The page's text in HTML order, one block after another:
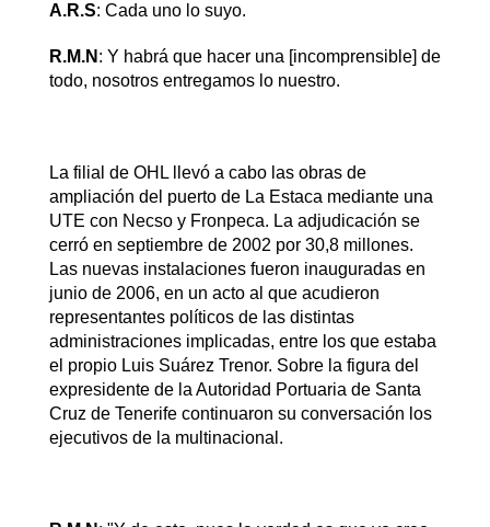
A.R.S: Cada uno lo suyo.
R.M.N : Y habrá que hacer una [incomprensible] de
todo, nosotros entregamos lo nuestro.
La filial de OHL llevó a cabo las obras de
ampliación del puerto de La Estaca mediante una
UTE con Necso y Fronpeca. La adjudicación se
cerró en septiembre de 2002 por 30,8 millones.
Las nuevas instalaciones fueron inauguradas en
junio de 2006, en un acto al que acudieron
representantes políticos de las distintas
administraciones implicadas, entre los que estaba
el propio Luis Suárez Trenor. Sobre la figura del
expresidente de la Autoridad Portuaria de Santa
Cruz de Tenerife continuaron su conversación los
ejecutivos de la multinacional.